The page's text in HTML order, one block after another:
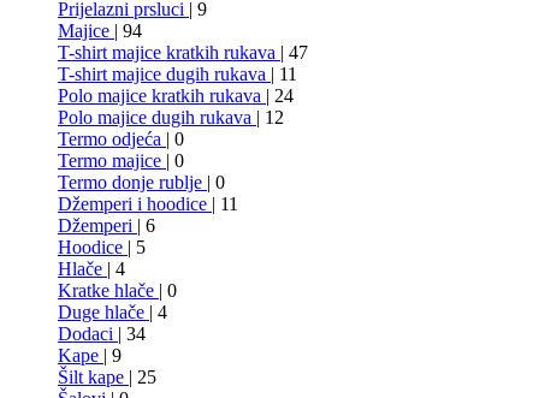
Prijelazni prsluci | 9
Majice | 94
T-shirt majice kratkih rukava | 47
T-shirt majice dugih rukava | 11
Polo majice kratkih rukava | 24
Polo majice dugih rukava | 12
Termo odjeća | 0
Termo majice | 0
Termo donje rublje | 0
Džemperi i hoodice | 11
Džemperi | 6
Hoodice | 5
Hlače | 4
Kratke hlače | 0
Duge hlače | 4
Dodaci | 34
Kape | 9
Šilt kape | 25